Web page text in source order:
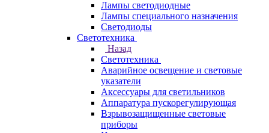
Лампы светодиодные
Лампы специального назначения
Светодиоды
Светотехника
Назад
Светотехника
Аварийное освещение и световые
указатели
Аксессуары для светильников
Аппаратура пускорегулирующая
Взрывозащищенные световые
приборы